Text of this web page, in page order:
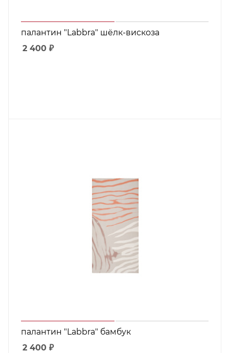
палантин "Labbra" шёлк-вискоза
2 400 ₽
палантин "Labbra" бамбук
2 400 ₽